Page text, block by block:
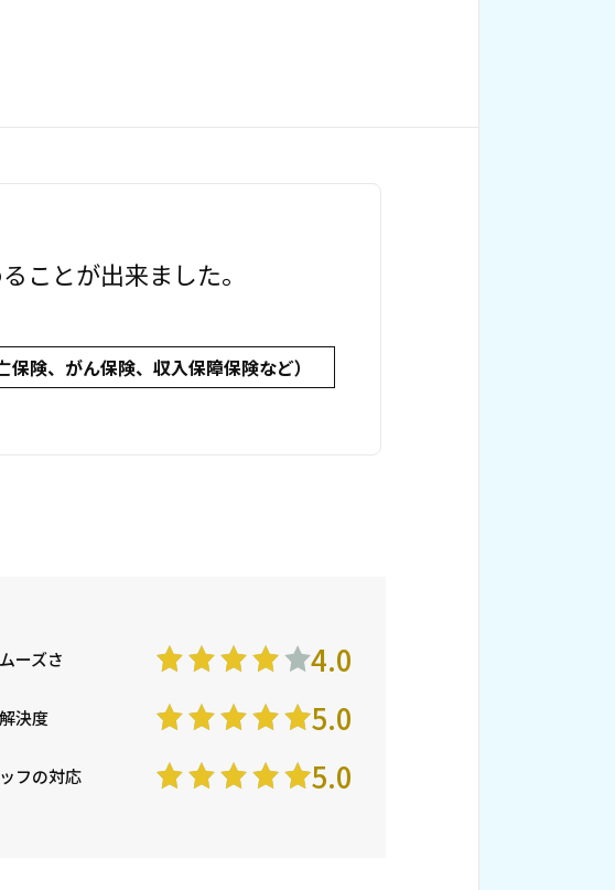
ことが出来ました。
険、がん保険、収入保障保険など）
ーズさ 4.0
決度 5.0
フの対応 5.0